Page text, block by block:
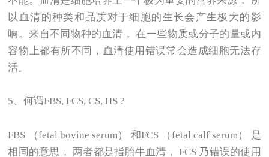
以血清的种类和品质对于细胞的生长会产生极大的影
响。来自不同物种的血清， 在一些物质或分子的量或内
容物上都有所不同，血清使用错误常会造成细胞无法存
活。
5、何谓FBS, FCS, CS, HS ?
FBS
（fetal bovine serum） 和FCS （fetal calf serum） 是
相同的意思， 两者都是指胎牛血清， FCS 乃错误的使用